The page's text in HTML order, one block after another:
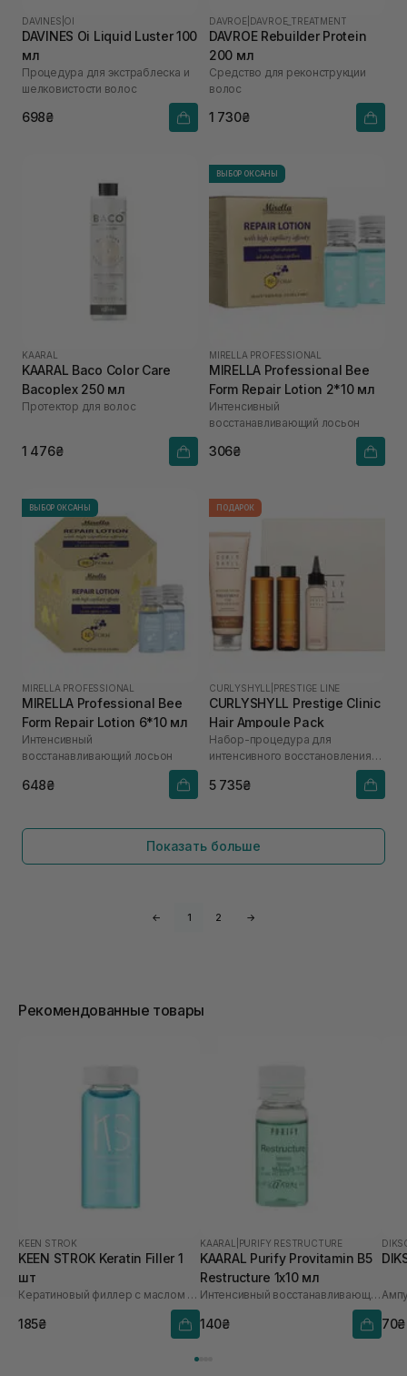
DAVINES OI
DAVINES Oi Liquid Luster 100
мл
Процедура для экстраблеска и
шелковистости волос
698₴
DAVROE DAVROE_TREATMENT
DAVROE Rebuilder Protein
200 мл
Средство для реконструкции
волос
1 730₴
KAARAL
KAARAL Baco Color Care
Bacoplex 250 мл
Протектор для волос
1 476₴
ВЫБОР ОКСАНЫ
MIRELLA PROFESSIONAL
MIRELLA Professional Bee
Form Repair Lotion 2*10 мл
Интенсивный
восстанавливающий лосьон
306₴
ВЫБОР ОКСАНЫ
MIRELLA PROFESSIONAL
MIRELLA Professional Bee
Form Repair Lotion 6*10 мл
Интенсивный
восстанавливающий лосьон
648₴
ПОДАРОК
CURLYSHYLL PRESTIGE LINE
CURLYSHYLL Prestige Clinic
Hair Ampoule Pack
Набор-процедура для
интенсивного восстановления
5 735₴
Показать больше
← 1 2 →
Рекомендованные товары
KEEN STROK
KEEN STROK Keratin Filler 1
шт
Кератиновый филлер с маслом макадамии
185₴
KAARAL PURIFY RESTRUCTURE
KAARAL Purify Provitamin B5
Restructure 1х10 мл
Интенсивный восстанавливающий комплекс с провитамином В5
140₴ 70₴